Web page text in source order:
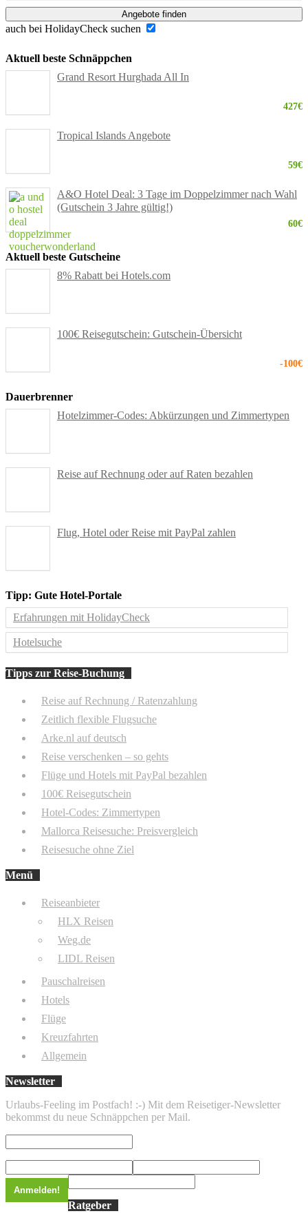
Angebote finden
auch bei HolidayCheck suchen
Aktuell beste Schnäppchen
Grand Resort Hurghada All In
427€
Tropical Islands Angebote
59€
A&O Hotel Deal: 3 Tage im Doppelzimmer nach Wahl
(Gutschein 3 Jahre gültig!)
60€
Aktuell beste Gutscheine
8% Rabatt bei Hotels.com
100€ Reisegutschein: Gutschein-Übersicht
-100€
Dauerbrenner
Hotelzimmer-Codes: Abkürzungen und Zimmertypen
Reise auf Rechnung oder auf Raten bezahlen
Flug, Hotel oder Reise mit PayPal zahlen
Tipp: Gute Hotel-Portale
Erfahrungen mit HolidayCheck
Hotelsuche
Tipps zur Reise-Buchung
Reise auf Rechnung / Ratenzahlung
Zeitlich flexible Flugsuche
Arke.nl auf deutsch
Reise verschenken – so gehts
Flüge und Hotels mit PayPal bezahlen
100€ Reisegutschein
Hotel-Codes: Zimmertypen
Mallorca Reisesuche: Preisvergleich
Reisesuche ohne Ziel
Menü
Reiseanbieter
HLX Reisen
Weg.de
LIDL Reisen
Pauschalreisen
Hotels
Flüge
Kreuzfahrten
Allgemein
Newsletter
Urlaubs-Feeling im Postfach! :-) Mit dem Reisetiger-Newsletter
bekommst du neue Schnäppchen per Mail.
Ratgeber